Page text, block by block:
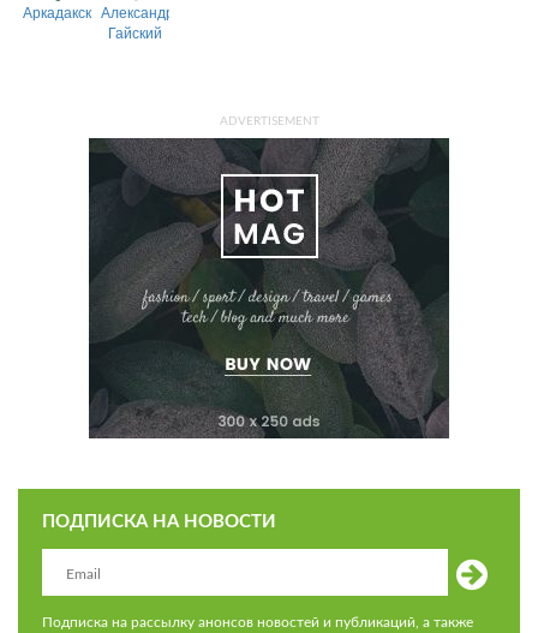
АркадакскийАлександрово-
Гайский
ADVERTISEMENT
ПОДПИСКА НА НОВОСТИ
Подписка на рассылку анонсов новостей и публикаций, а также